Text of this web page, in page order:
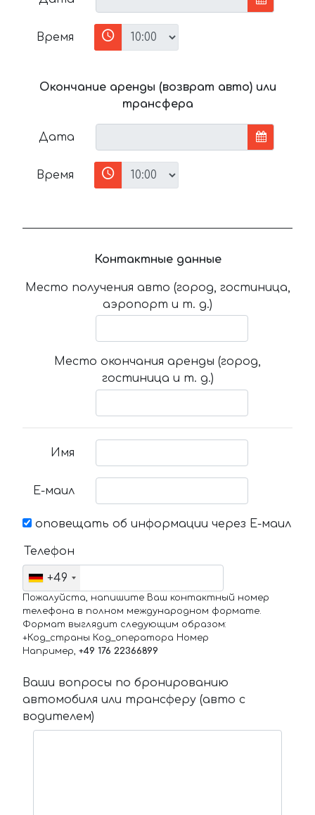
Время
Окончание аренды (возврат авто) или
трансфера
Дата
Время
Контактные данные
Место получения авто (город, гостиница,
аэропорт и т. д.)
Место окончания аренды (город,
гостиница и т. д.)
Имя
Е-маил
оповещать об информации через Е-маил
Телефон
+49
Пожалуйста, напишите Ваш контактный номер
телефона в полном международном формате.
Формат выглядит следующим образом:
+Код_страны Код_оператора Номер
Например, +49 176 22366899
Ваши вопросы по бронированию
автомобиля или трансферу (авто с
водителем)